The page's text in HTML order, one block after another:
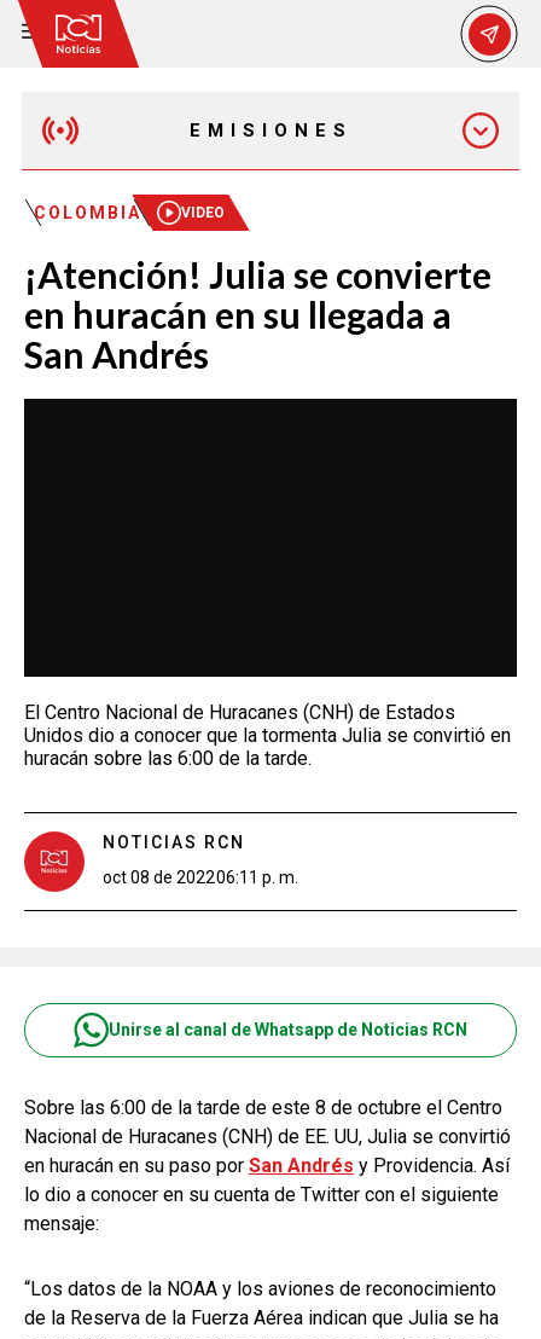
EMISIONES
MAÑANA EXPRESS
EMISIÓN 12:30 PM
COLOMBIA VIDEO
¡Atención! Julia se convierte
en huracán en su llegada a
San Andrés
El Centro Nacional de Huracanes (CNH) de Estados
Unidos dio a conocer que la tormenta Julia se convirtió en
huracán sobre las 6:00 de la tarde.
NOTICIAS RCN
oct 08 de 202206:11 p. m.
Unirse al canal de Whatsapp de Noticias RCN
Sobre las 6:00 de la tarde de este 8 de octubre el Centro
Nacional de Huracanes (CNH) de EE. UU, Julia se convirtió
en huracán en su paso por San Andrés y Providencia. Así
lo dio a conocer en su cuenta de Twitter con el siguiente
mensaje:
“Los datos de la NOAA y los aviones de reconocimiento
de la Reserva de la Fuerza Aérea indican que Julia se ha